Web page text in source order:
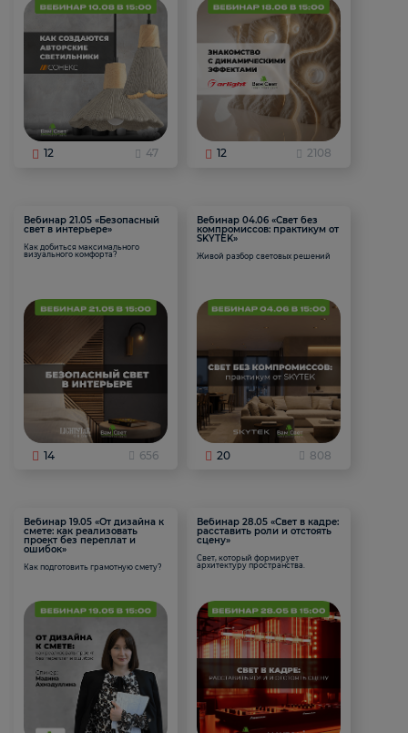
12 47 12 2108
Вебинар 21.05 «Безопасный
свет в интерьере»
Как добиться максимального
визуального комфорта?
14 656
Вебинар 04.06 «Свет без
компромиссов: практикум от
SKYTEK»
Живой разбор световых решений
20 808
Вебинар 19.05 «От дизайна к
смете: как реализовать
проект без переплат и
ошибок»
Как подготовить грамотную смету?
Вебинар 28.05 «Свет в кадре:
расставить роли и отстоять
сцену»
Свет, который формирует
архитектуру пространства.